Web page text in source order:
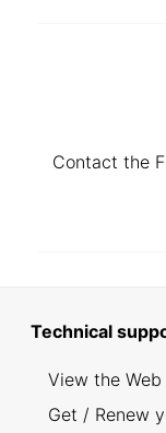
Contact the
Technical
View the
Get / Renew